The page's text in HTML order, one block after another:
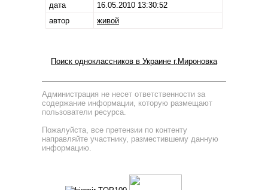
дата
16.05.2010 13:30:52
автор
живой
Поиск одноклассников в Украине г.Мироновка
Администрация не несет ответственности за
содержание информации, которую размещают
пользователи ресурса.
Пожалуйста, все претензии по контенту
направляйте участнику, разместившему данную
информацию.